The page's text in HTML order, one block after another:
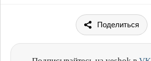
Поделиться